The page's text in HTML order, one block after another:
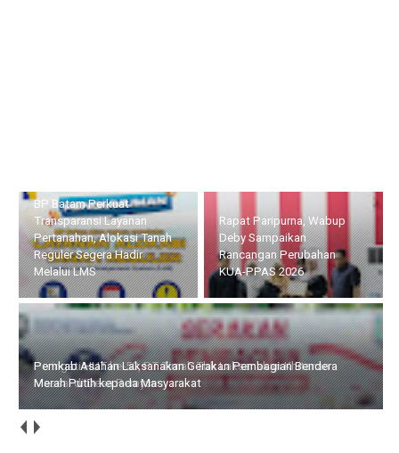
Rapat Paripurna, Wabup
Deby Sampaikan
Rancangan Perubahan
KUA-PPAS 2026
Peringati HUT ke-50, PT
Timah Tbk Laksanakan
Khitanan Massal di Desa
Perayun
Pemkab Asahan Laksanakan Gerakan Pembagian Bendera
Merah Putih kepada Masyarakat